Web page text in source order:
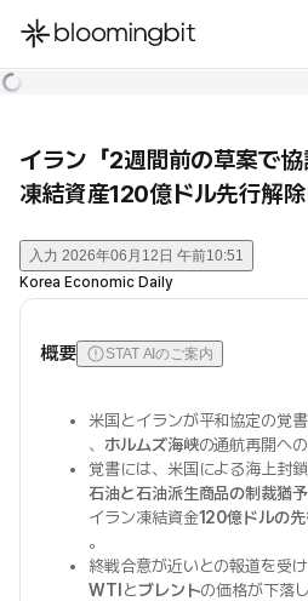
한국어
イラン「2週間前の草案で
凍結資産120億ドル先行解
入力 2026年06月12日 午前10:51
Korea Economic Daily
概要 STAT AIのご案内
米国とイランが平和協定の覚
、 ホルムズ海峡の通航再開へ
覚書には、米国による海上封鎖
石油と石油派生商品の制裁猶予
イラン凍結資金120億ドルの
。
終戦合意が近いとの報道を受
WTI とブレントの価格が下落し